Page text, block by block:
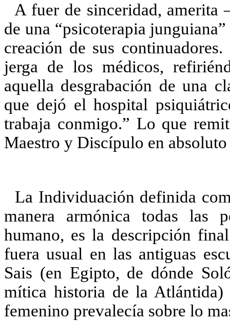
A fuer de sinceridad, amerita
de una “psicoterapia
creación de sus
jerga de los médicos,
aquella desgrabación de una
que dejó el hospital
trabaja conmigo.” Lo que
Maestro y Discípulo en
La Individuación definida
manera armónica todas las
humano, es la descripción
fuera usual en las antiguas
Sais (en Egipto, de dónde
mítica historia de la Atlántida)
femenino prevalecía sobre lo